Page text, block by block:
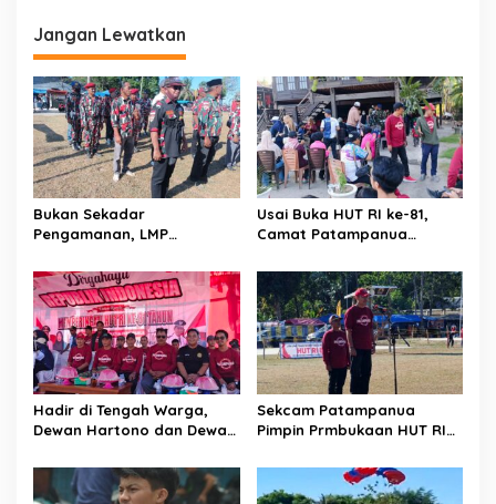
a
s
i
p
o
s
Jangan Lewatkan
Bukan Sekadar
Pengamanan, LMP
Wajah Sinergitas di
Pembukaan HUT RI ke-81
Usai Buka HUT RI ke-81,
Camat Patampanua
Lurah: Arahan Tegas
Dibumbui Canda, Semua
Fokus Mendengar!
Hadir di Tengah Warga,
Dewan Hartono dan Dewan
Penuh Puncak Perayaan
HUT RI ke-81 di Maccirinna
Sekcam Patampanua
Pimpin Prmbukaan HUT RI
Kemerdekaan Berkobar di
Maccirinna